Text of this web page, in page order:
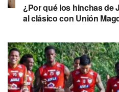
¿Por qué los hinchas de
al clásico con Unión